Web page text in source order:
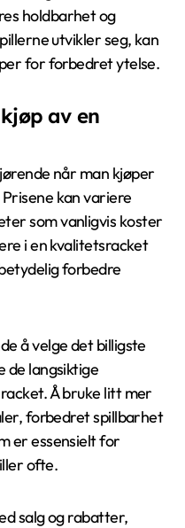
holdbarhet og
utvikler seg, kan
for forbedret ytelse.
av en
når man kjøper
kan variere
som vanligvis koster
i en kvalitetsracket
forbedre
å velge det billigste
de langsiktige
Å bruke litt mer
forbedret spillbarhet
er essensielt for
ofte.
salg og rabatter,